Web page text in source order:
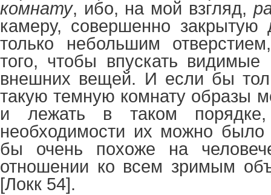
комнату, ибо, на мой взгляд,
камеру, совершенно
только небольшим
того, чтобы впускать
внешних вещей. И если бы
такую темную комнату образы
и лежать в таком
необходимости их можно
бы очень похоже на
отношении ко всем зримым
[Локк 54].